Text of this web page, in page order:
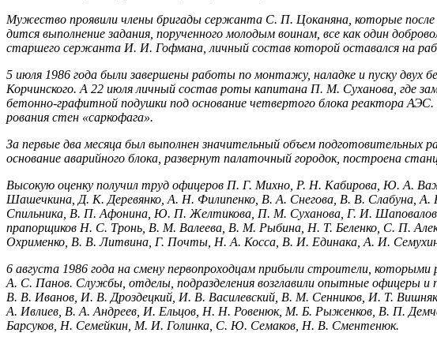
Мужество проявили члены бригады сержанта С. П. Цоканяна, которые
дится выполнение задания, порученного молодым воинам, все как один
старшего сержанта И. И. Гофмана, личный состав которой оста­вался на
5 июля 1986 года были завершены работы по монтажу, на­ладке и пуску
Корчинского. А 22 июля личный состав роты капитана П. М. Суханова, где
бетонно-графитной подушки под основание четвертого бло­ка реактора
рования стен «саркофага».
За первые два месяца был выполнен значительный объем
основание аварийного блока, развернут палаточный городок, построена
Высокую оценку получил труд офицеров П. Г. Михно, Р. Н. Кабирова, Ю. А.
Шашечкина, Д. К. Деревянко, А. Н. Филипенко, В. А. Снегова, В. В. Слабуна,
Спильника, В. П. Афонина, Ю. П. Желтикова, П. М. Суханова, Г. И.
прапорщиков Н. С. Тронь, В. М. Валее­ва, В. М. Рыбина, Н. Т. Беленко, С. П.
Охрименко, В. В. Литвина, Г. Почты, Н. А. Косса, В. И. Единака, А. И.
6 августа 1986 года на смену первопроходцам прибыли строи­тели,
А. С. Панов. Службы, отделы, подразделения возглавили опытные
В. В. Иванов, И. В. Дроздецкий, И. В. Василев­ский, В. М. Сенников, И. Т.
А. Ивлиев, В. А. Андреев, И. Ельцов, Н. Н. Ровенюк, М. Б. Рыженков, В. П.
Барсуков, Н. Семейкин, М. И. Голинка, С. Ю. Семаков, Н. В. Сментенюк.